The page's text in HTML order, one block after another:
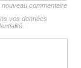
commentaire
vos données